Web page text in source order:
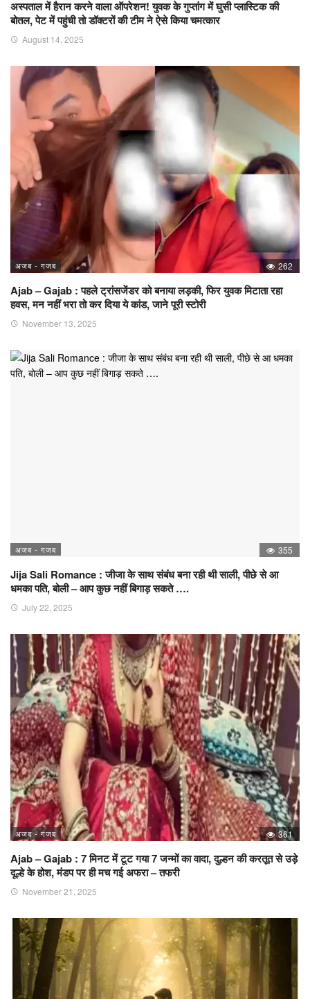
अस्पताल में हैरान करने वाला ऑपरेशन! युवक के गुप्तांग में घुसी प्लास्टिक की
बोतल, पेट में पहुंची तो डॉक्टरों की टीम ने ऐसे किया चमत्कार
August 14, 2025
अजब - गजब 262
Ajab – Gajab : पहले ट्रांसजेंडर को बनाया लड़की, फिर युवक मिटाता रहा
हवस, मन नहीं भरा तो कर दिया ये कांड, जाने पूरी स्टोरी
November 13, 2025
अजब - गजब 355
Jija Sali Romance : जीजा के साथ संबंध बना रही थी साली, पीछे से आ
धमका पति, बोली – आप कुछ नहीं बिगाड़ सकते ….
July 22, 2025
अजब - गजब 361
Ajab – Gajab : 7 मिनट में टूट गया 7 जन्मों का वादा, दुल्हन की करतूत से उड़े
दूल्हे के होश, मंडप पर ही मच गई अफरा – तफरी
November 21, 2025